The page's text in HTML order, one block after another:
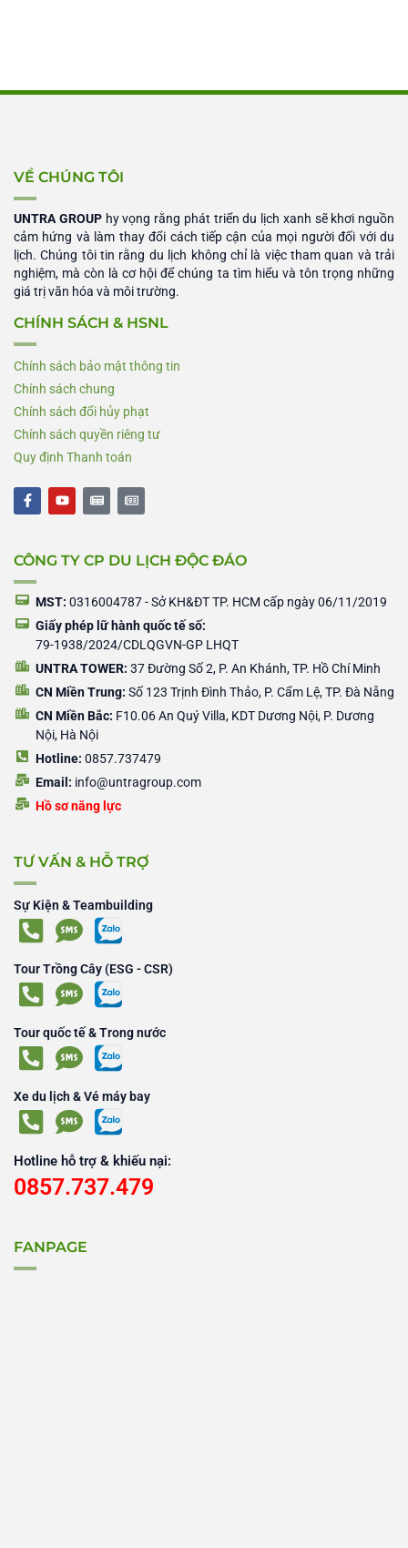
VỀ CHÚNG TÔI
UNTRA GROUPhy vọng rằng phát triển du lịch xanh sẽ khơi nguồn
cảm hứng và làm thay đổi cách tiếp cận của mọi người đối với du
lịch. Chúng tôi tin rằng du lịch không chỉ là việc tham quan và trải
nghiệm, mà còn là cơ hội để chúng ta tìm hiểu và tôn trọng những
giá trị văn hóa và môi trường.
CHÍNH SÁCH & HSNL
Chính sách bảo mật thông tin
Chính sách chung
Chính sách đổi hủy phạt
Chính sách quyền riêng tư
Quy định Thanh toán
F
a
c
o
k
-
f
Y
o
u
b
N
e
w
a
r
N
e
w
a
r
CÔNG TY CP DU LỊCH ĐỘC ĐÁO
MST: 0316004787 - Sở KH&ĐT TP. HCM cấp ngày 06/11/2019
Giấy phép lữ hành quốc tế số:
79-1938/2024/CDLQGVN-GP LHQT
UNTRA TOWER: 37 Đường Số 2, P. An Khánh, TP. Hồ Chí Minh
CN Miền Trung: Số 123 Trịnh Đình Thảo, P. Cẩm Lệ, TP. Đà Nẵng
CN Miền Bắc: F10.06 An Quý Villa, KDT Dương Nội, P. Dương
Nội, Hà Nội
Hotline: 0857.737479
Email: info@untragroup.com
Hồ sơ năng lực
TƯ VẤN & HỖ TRỢ
Sự Kiện & Teambuilding
Tour Trồng Cây (ESG - CSR)
Tour quốc tế & Trong nước
Xe du lịch & Vé máy bay
Hotline hỗ trợ & khiếu nại:
0857.737.479
FANPAGE